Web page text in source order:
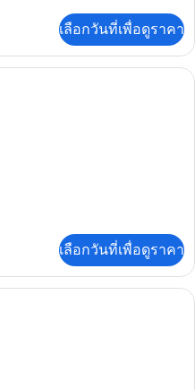
เลือกวันที่เพื่อดูราคา
เครื่องนอนระดับพรีเมียม, มินิบาร์ฟรี,
เลือกวันที่เพื่อดูราคา
เครื่องนอนระดับพรีเมียม, มินิบาร์ฟรี,